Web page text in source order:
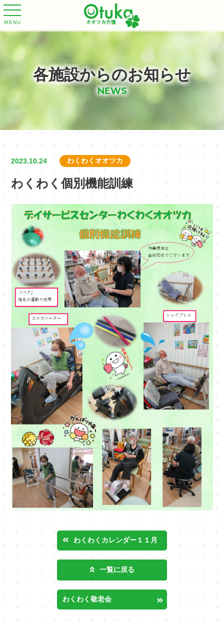
MENU
各施設からのお知らせ
NEWS
2023.10.24 わくわくオオツカ
わくわく個別機能訓練
わくわくカレンダー１１月
一覧に戻る
わくわく敬老会